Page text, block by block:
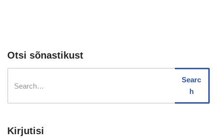
Otsi sõnastikust
Searc
h
Kirjutisi